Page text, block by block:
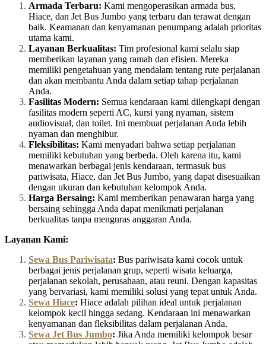
Armada Terbaru: Kami mengoperasikan armada bus,
Hiace, dan Jet Bus Jumbo yang terbaru dan terawat dengan
baik. Keamanan dan kenyamanan penumpang adalah prioritas
utama kami.
Layanan Berkualitas: Tim profesional kami selalu siap
memberikan layanan yang ramah dan efisien. Mereka
memiliki pengetahuan yang mendalam tentang rute perjalanan
dan akan membantu Anda dalam setiap tahap perjalanan
Anda.
Fasilitas Modern: Semua kendaraan kami dilengkapi dengan
fasilitas modern seperti AC, kursi yang nyaman, sistem
audiovisual, dan toilet. Ini membuat perjalanan Anda lebih
nyaman dan menghibur.
Fleksibilitas: Kami menyadari bahwa setiap perjalanan
memiliki kebutuhan yang berbeda. Oleh karena itu, kami
menawarkan berbagai jenis kendaraan, termasuk bus
pariwisata, Hiace, dan Jet Bus Jumbo, yang dapat disesuaikan
dengan ukuran dan kebutuhan kelompok Anda.
Harga Bersaing: Kami memberikan penawaran harga yang
bersaing sehingga Anda dapat menikmati perjalanan
berkualitas tanpa menguras anggaran Anda.
Layanan Kami:
Sewa Bus Pariwisata: Bus pariwisata kami cocok untuk
berbagai jenis perjalanan grup, seperti wisata keluarga,
perjalanan sekolah, perusahaan, atau reuni. Dengan kapasitas
yang bervariasi, kami memiliki solusi yang tepat untuk Anda.
Sewa Hiace: Hiace adalah pilihan ideal untuk perjalanan
kelompok kecil hingga sedang. Kendaraan ini menawarkan
kenyamanan dan fleksibilitas dalam perjalanan Anda.
Sewa Jet Bus Jumbo: Jika Anda memiliki kelompok besar